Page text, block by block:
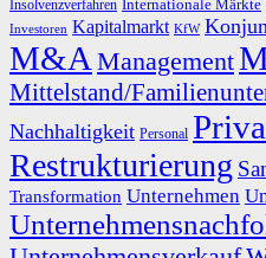
Insolvenzverfahren Internationale Märkte
Investoren Kapitalmarkt KfW
M&A Management
Mittelstand/
Nachhaltigkeit Personal
Restrukturierung
Transformation Unternehmen